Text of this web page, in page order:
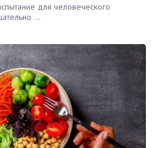
для человеческого
...